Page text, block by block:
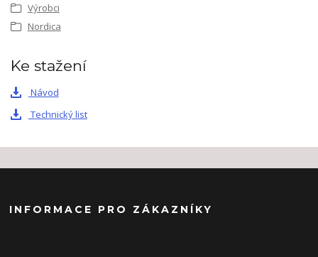
Výrobci
Nordica
Ke stažení
Návod
Technický list
INFORMACE PRO ZÁKAZNÍKY